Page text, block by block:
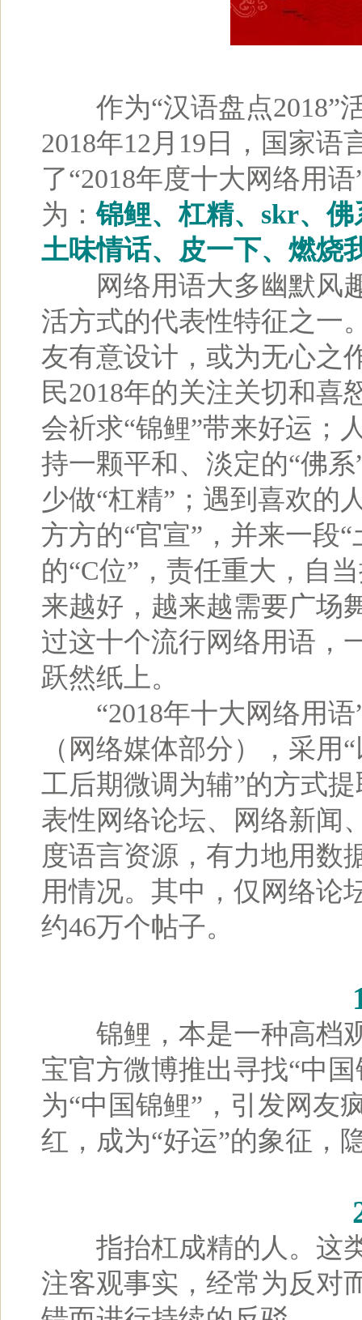
作为“汉语盘点2018”
2018年12月19日，国家
了“2018年度十大网络用
为：锦鲤、杠精、skr、
土味情话、皮一下、燃烧
网络用语大多幽默风趣
活方式的代表性特征之一
友有意设计，或为无心之
民2018年的关注关切和喜
会祈求“锦鲤”带来好运；
持一颗平和、淡定的“佛
少做“杠精”；遇到喜欢的
方方的“官宣”，并来一段
的“C位”，责任重大，自
来越好，越来越需要广场
过这十个流行网络用语，
跃然纸上。
“2018年十大网络用语
（网络媒体部分），采
工后期微调为辅”的方式
表性网络论坛、网络新闻
度语言资源，有力地用数
用情况。其中，仅网络论
约46万个帖子。
锦鲤，本是一种高档观
宝官方微博推出寻找“中
为“中国锦鲤”，引发网友
红，成为“好运”的象征，
指抬杠成精的人。这类
注客观事实，经常为反对